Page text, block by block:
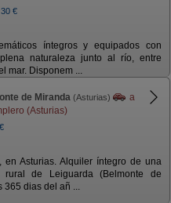
30 €
íntegros y equipados con
naturaleza junto al río, entre
mar. Disponem ...
de Miranda (Asturias)
a
(Asturias)
en Asturias. Alquiler íntegro de una
de Leiguarda (Belmonte de
365 dias del añ ...